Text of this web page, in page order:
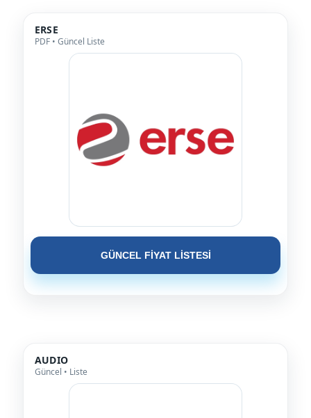
ERSE
PDF • Güncel Liste
GÜNCEL FİYAT LİSTESİ
AUDIO
Güncel • Liste